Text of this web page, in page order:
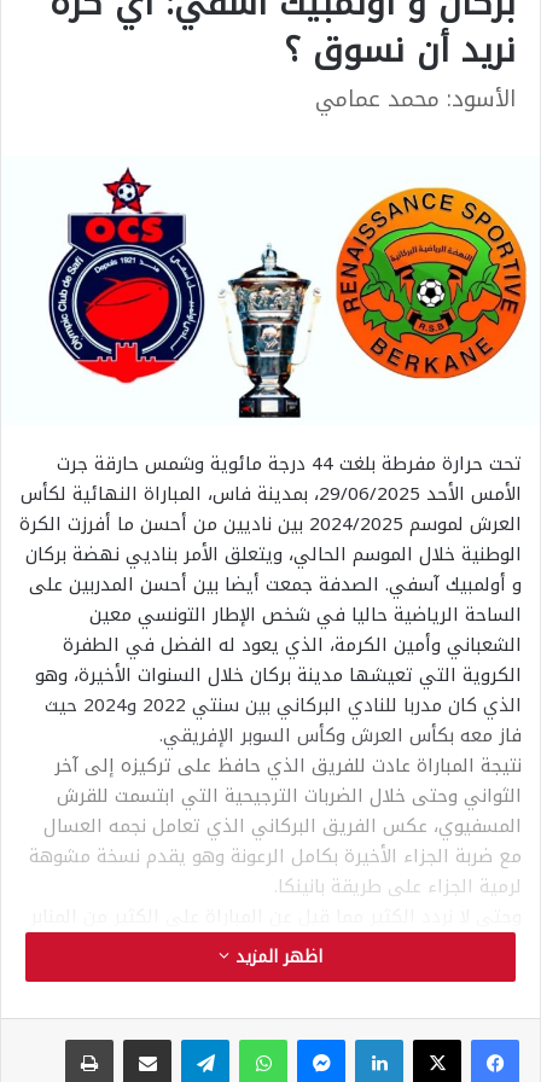
نريد أن نسوق ؟
الأسود: محمد عمامي
تحت حرارة مفرطة بلغت 44 درجة مائوية وشمس حارقة جرت
الأمس الأحد 29/06/2025، بمدينة فاس، المباراة النهائية لكأس
العرش لموسم 2024/2025 بين ناديين من أحسن ما أفرزت الكرة
الوطنية خلال الموسم الحالي، ويتعلق الأمر بناديي نهضة بركان
و أولمبيك آسفي. الصدفة جمعت أيضا بين أحسن المدربين على
الساحة الرياضية حاليا في شخص الإطار التونسي معين
الشعباني وأمين الكرمة، الذي يعود له الفضل في الطفرة
الكروية التي تعيشها مدينة بركان خلال السنوات الأخيرة، وهو
الذي كان مدربا للنادي البركاني بين سنتي 2022 و2024 حيث
فاز معه بكأس العرش وكأس السوبر الإفريقي.
نتيجة المباراة عادت للفريق الذي حافظ على تركيزه إلى آخر
الثواني وحتى خلال الضربات الترجيحية التي ابتسمت للقرش
المسفيوي، عكس الفريق البركاني الذي تعامل نجمه العسال
مع ضربة الجزاء الأخيرة بكامل الرعونة وهو يقدم نسخة مشوهة
لرمية الجزاء على طريقة بانينكا.
الإعلامية نعود إلى موضوع تسويق الكرة المغربية ومدى
جودتها ومحاولات الرقي بها لتصل مصاف الدول الرائدة في
الحرارة المفرطة التي جرت فيها وانعكاسها على مستوى
المباراة ككل ونفسية اللاعبين اللذين تأثروا إلى حد بعيد بدرجة
اظهر المزيد
فيسبوك لينكدإن واتساب تيلقرام